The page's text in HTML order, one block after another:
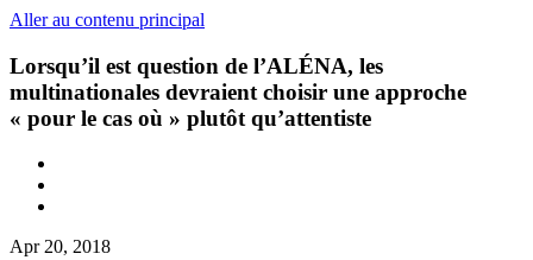
Aller au contenu principal
Lorsqu’il est question de l’ALÉNA, les
multinationales devraient choisir une approche
« pour le cas où » plutôt qu’attentiste
Apr 20, 2018